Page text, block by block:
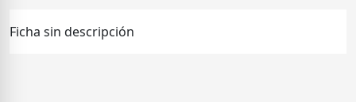
Ficha sin descripción